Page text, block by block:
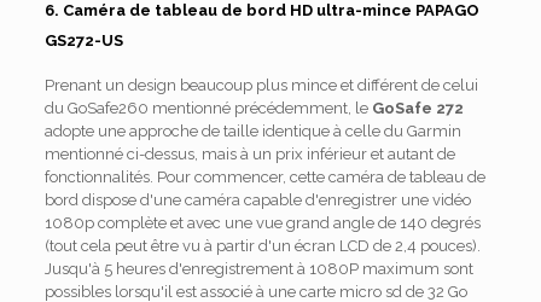
6. Caméra de tableau de bord HD ultra-mince PAPAGO
GS272-US
Prenant un design beaucoup plus mince et différent de celui
du GoSafe260 mentionné précédemment, le GoSafe 272
adopte une approche de taille identique à celle du Garmin
mentionné ci-dessus, mais à un prix inférieur et autant de
fonctionnalités. Pour commencer, cette caméra de tableau de
bord dispose d'une caméra capable d'enregistrer une vidéo
1080p complète et avec une vue grand angle de 140 degrés
(tout cela peut être vu à partir d'un écran LCD de 2,4 pouces).
Jusqu'à 5 heures d'enregistrement à 1080P maximum sont
possibles lorsqu'il est associé à une carte micro sd de 32 Go